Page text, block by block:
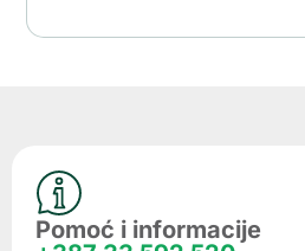
Pomoć i informacije